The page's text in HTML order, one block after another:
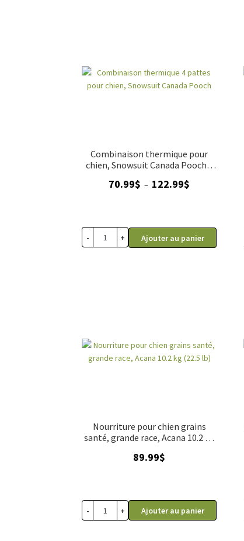
Combinaison thermique pour
chien, Snowsuit Canada Pooch 4
70.99$ – 122.99$
122.99$
- + Ajouter au panier
Nourriture pour chien grains
santé, grande race, Acana 10.2 kg
89.99$
- + Ajouter au panier